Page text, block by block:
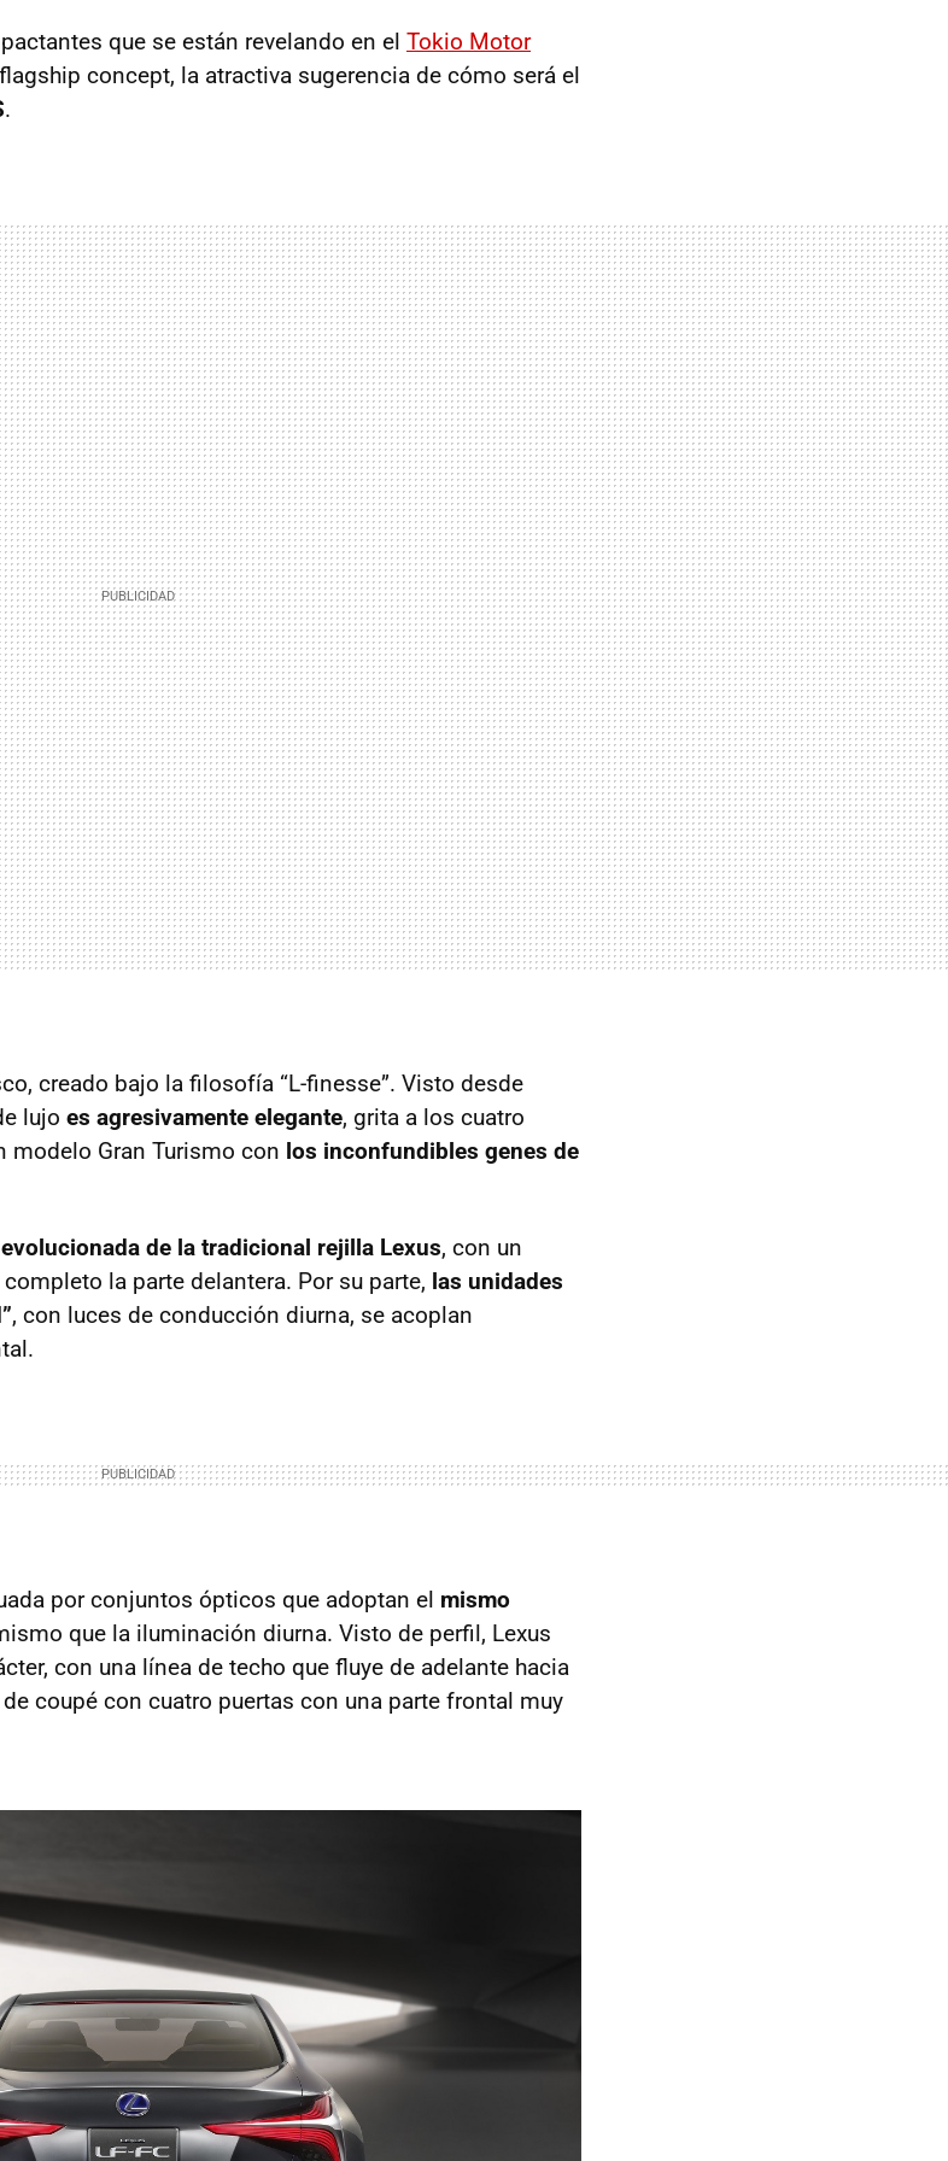
que se están revelando en el Tokio Motor
concept, la atractiva sugerencia de cómo será el
.
creado bajo la filosofía “L-finesse”. Visto desde
lujo es agresivamente elegante, grita a los cuatro
modelo Gran Turismo con los inconfundibles genes de
de la tradicional rejilla Lexus, con un
la parte delantera. Por su parte, las unidades
, con luces de conducción diurna, se acoplan
por conjuntos ópticos que adoptan el mismo
que la iluminación diurna. Visto de perfil, Lexus
con una línea de techo que fluye de adelante hacia
coupé con cuatro puertas con una parte frontal muy